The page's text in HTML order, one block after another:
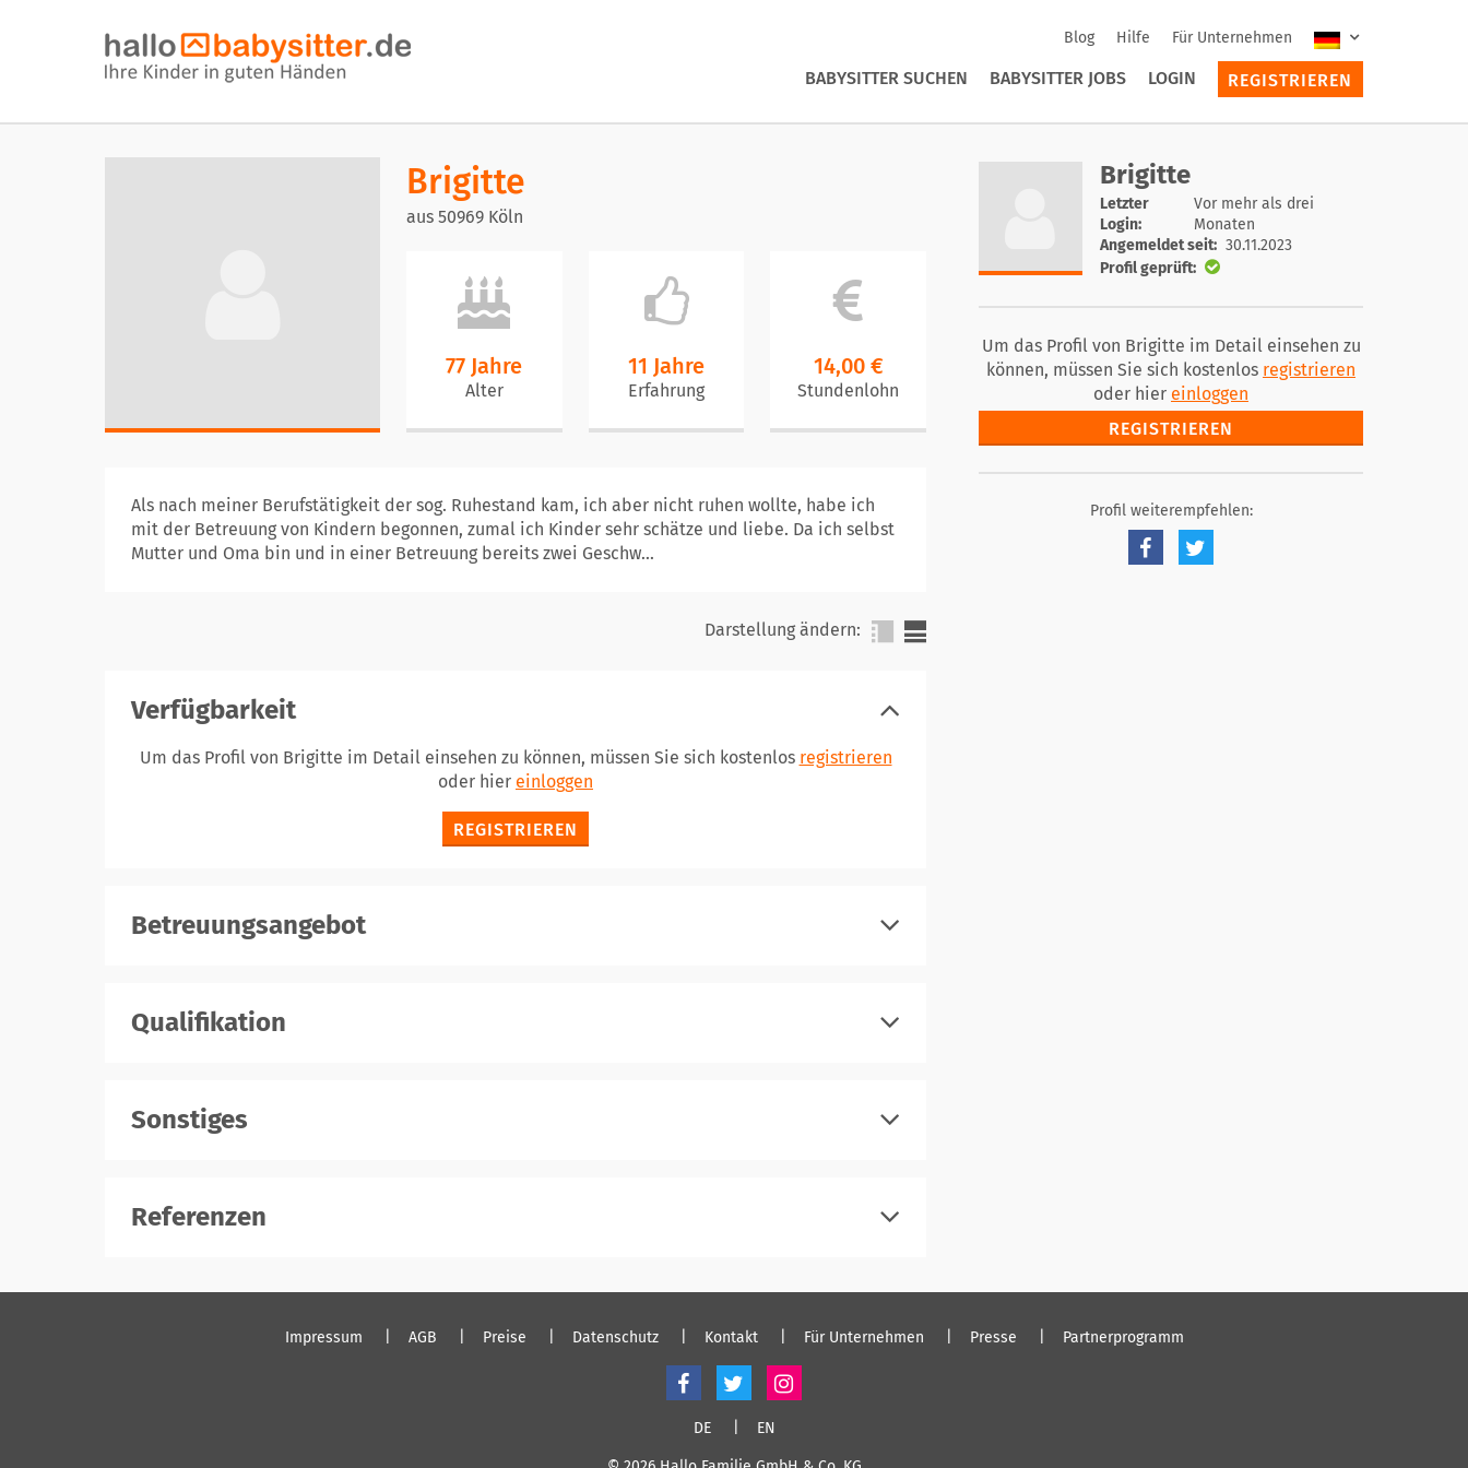
Blog Hilfe Für Unternehmen
BABYSITTER SUCHEN BABYSITTER JOBS LOGIN REGISTRIEREN
Brigitte
aus 50969 Köln
77 Jahre
Alter
11 Jahre
Erfahrung
14,00 €
Stundenlohn
Als nach meiner Berufstätigkeit der sog. Ruhestand kam, ich aber nicht ruhen wollte, habe ich
mit der Betreuung von Kindern begonnen, zumal ich Kinder sehr schätze und liebe. Da ich selbst
Mutter und Oma bin und in einer Betreuung bereits zwei Geschw...
Darstellung ändern:
Verfügbarkeit
Um das Profil von Brigitte im Detail einsehen zu können, müssen Sie sich kostenlos registrieren
oder hier einloggen
REGISTRIEREN
Betreuungsangebot
Qualifikation
Sonstiges
Referenzen
einloggen
Brigitte
Letzter
Login:
Vor mehr als drei
Monaten
Angemeldet seit: 30.11.2023
Profil geprüft:
Um das Profil von Brigitte im Detail einsehen zu
können, müssen Sie sich kostenlos registrieren
oder hier einloggen
REGISTRIEREN
Profil weiterempfehlen:
Impressum AGB Preise Datenschutz Kontakt Für Unternehmen Presse Partnerprogramm
DE EN